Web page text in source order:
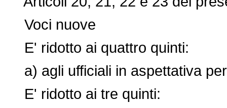
Voci nuove
E' ridotto ai quattro quinti:
a) agli ufficiali in aspettativa
E' ridotto ai tre quinti: